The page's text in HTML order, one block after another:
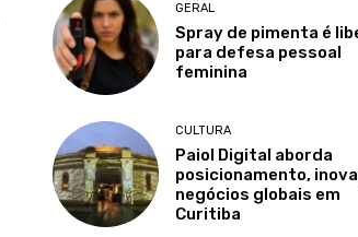
GERAL
Spray de pimenta é
para defesa pessoal
feminina
CULTURA
Paiol Digital aborda
posicionamento,
negócios globais em
Curitiba